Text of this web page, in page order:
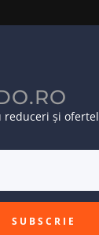
reduceri și
SUBSCRIE